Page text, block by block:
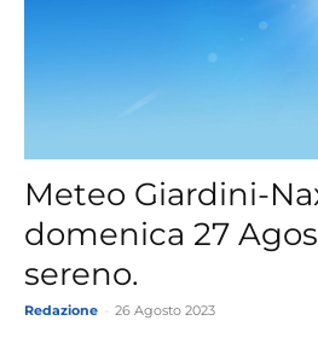
Meteo Giardini-
domenica 27
sereno.
Redazione 26 Agosto 2023